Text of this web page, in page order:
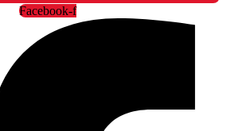
Facebook-f